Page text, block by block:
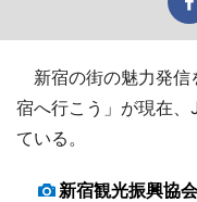
新宿の街の魅力発信
宿へ行こう」が現在
ている。
新宿観光振興協